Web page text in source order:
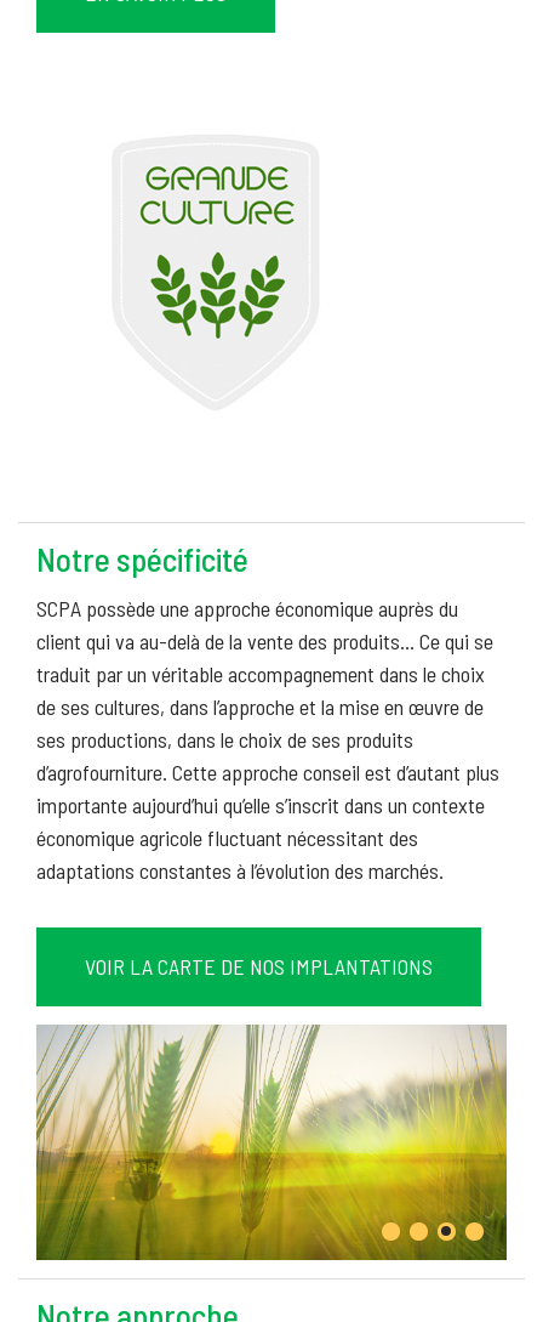
Notre spécificité
SCPA possède une approche économique auprès du
client qui va au-delà de la vente des produits… Ce qui se
traduit par un véritable accompagnement dans le choix
de ses cultures, dans l’approche et la mise en œuvre de
ses productions, dans le choix de ses produits
d’agrofourniture. Cette approche conseil est d’autant plus
importante aujourd’hui qu’elle s’inscrit dans un contexte
économique agricole fluctuant nécessitant des
adaptations constantes à l’évolution des marchés.
VOIR LA CARTE DE NOS IMPLANTATIONS